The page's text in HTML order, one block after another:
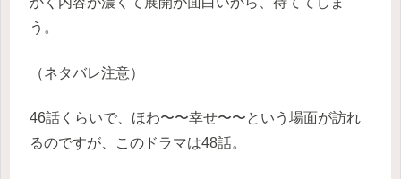
う。
（ネタバレ注意）
46話くらいで、ほわ〜〜幸せ〜〜という場面が訪れ
るのですが、このドラマは48話。